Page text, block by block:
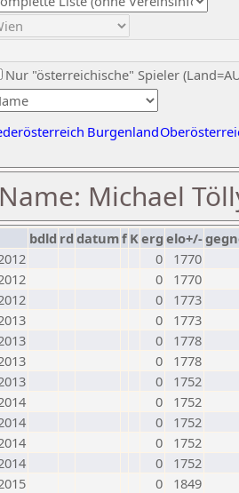
Nur "österreichische" Spieler
Burgenland
Michael
bdld rd datumf Kerg elo+/-
0
1770
0
1770
0
1773
0
1773
0
1778
0
1778
0
1752
0
1752
0
1752
0
1752
0
1752
0
1849